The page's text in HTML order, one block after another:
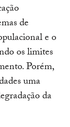
de
e o
os limites
Porém,
uma
da